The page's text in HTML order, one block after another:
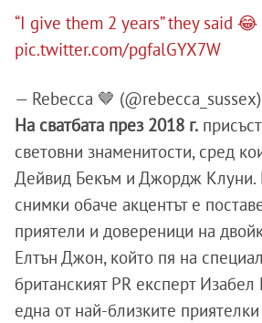
“I give them 2 years” they said 😂
pic.twitter.com/pgfalGYX7W
— Rebecca 🤎 (@rebecca_sussex)
На сватбата през 2018 г.
световни знаменитости, сред
Дейвид Бекъм и Джордж Клуни.
снимки обаче акцентът е
приятели и довереници на
Елтън Джон, който пя на
британският PR експерт
една от най-близките